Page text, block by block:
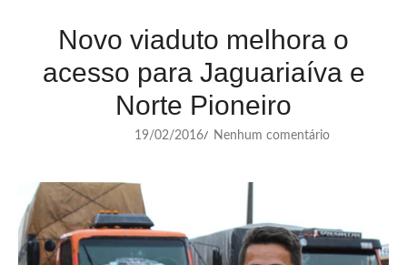
Novo viaduto melhora o
acesso para Jaguariaíva e
Norte Pioneiro
19/02/2016/ Nenhum comentário